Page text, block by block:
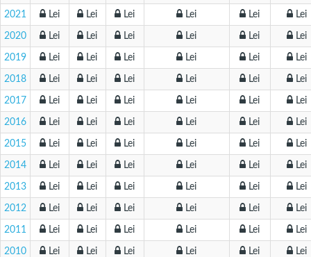
2021 Lei Lei Lei Lei Lei Lei
2020 Lei Lei Lei Lei Lei Lei
2019 Lei Lei Lei Lei Lei Lei
2018 Lei Lei Lei Lei Lei Lei
2017 Lei Lei Lei Lei Lei Lei
2016 Lei Lei Lei Lei Lei Lei
2015 Lei Lei Lei Lei Lei Lei
2014 Lei Lei Lei Lei Lei Lei
2013 Lei Lei Lei Lei Lei Lei
2012 Lei Lei Lei Lei Lei Lei
2011 Lei Lei Lei Lei Lei Lei
2010 Lei Lei Lei Lei Lei Lei